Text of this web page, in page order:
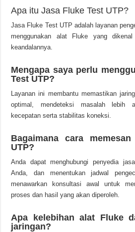
Apa itu Jasa Fluke Test UTP?
Jasa Fluke Test UTP adalah layanan
menggunakan alat Fluke yang
keandalannya.
Mengapa saya perlu
Test UTP?
Layanan ini membantu memastikan
optimal, mendeteksi masalah lebih
kecepatan serta stabilitas koneksi.
Bagaimana cara
UTP?
Anda dapat menghubungi penyedia
Anda, dan menentukan jadwal
menawarkan konsultasi awal untuk
proses dan hasil yang akan diperoleh.
Apa kelebihan alat Fluke
jaringan?